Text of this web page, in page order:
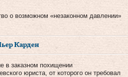
о возможном «незаконном давлении»
Карден
в заказном похищении
юриста, от которого он требовал